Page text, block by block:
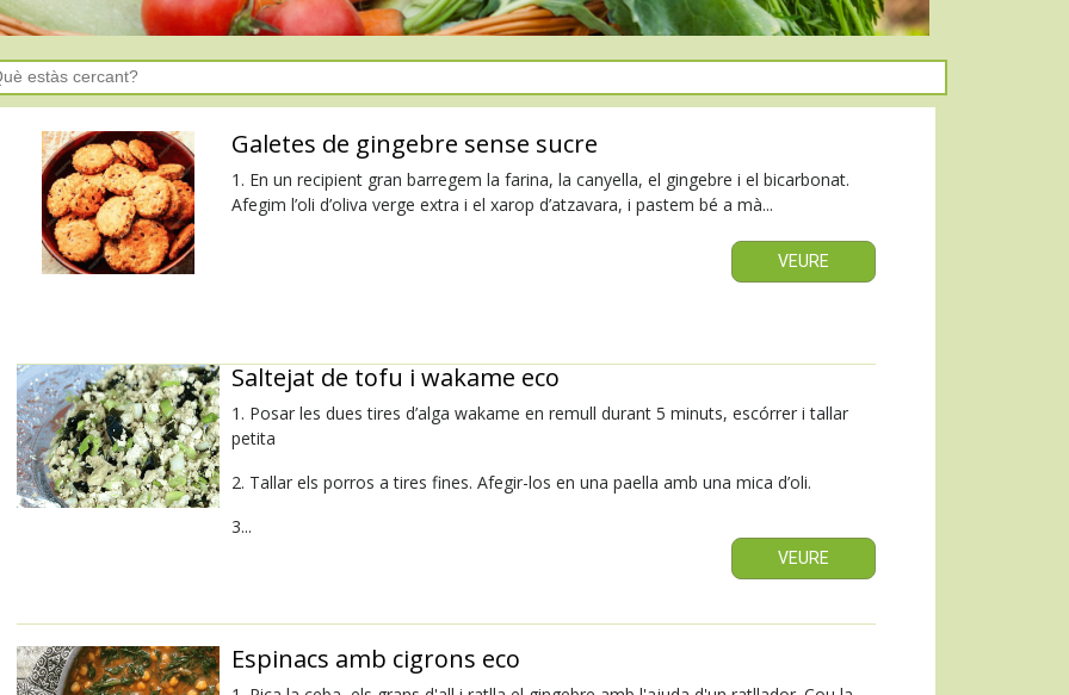
Galetes de gingebre sense sucre
1. En un recipient gran barregem la farina, la canyella, el gingebre i el bicarbonat.
Afegim l’oli d’oliva verge extra i el xarop d’atzavara, i pastem bé a mà...
VEURE
Saltejat de tofu i wakame eco
1. Posar les dues tires d’alga wakame en remull durant 5 minuts, escórrer i tallar
petita
2. Tallar els porros a tires fines. Afegir-los en una paella amb una mica d’oli.
3...
VEURE
Espinacs amb cigrons eco